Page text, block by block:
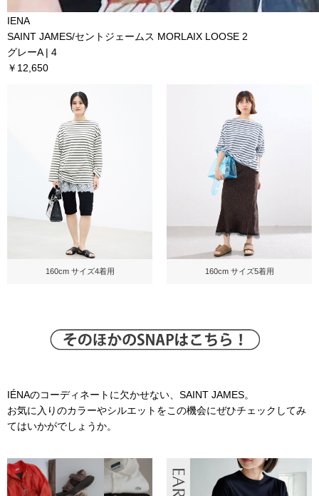
IENA
SAINT JAMES/セントジェームス MORLAIX LOOSE 2
グレーA | 4
￥12,650
160cm サイズ4着用 160cm サイズ5着用
IÉNAのコーディネートに欠かせない、SAINT JAMES。
お気に入りのカラーやシルエットをこの機会にぜひチェックしてみ
てはいかがでしょうか。